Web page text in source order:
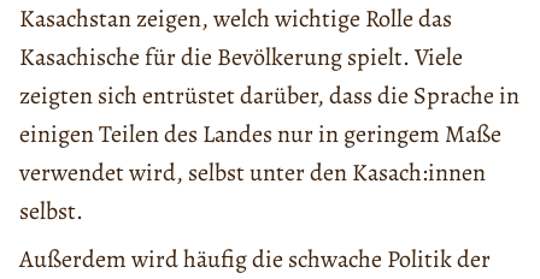
Kasachstan zeigen, welch wichtige Rolle das
Kasachische für die Bevölkerung spielt. Viele
zeigten sich entrüstet darüber, dass die Sprache in
einigen Teilen des Landes nur in geringem Maße
verwendet wird, selbst unter den Kasach:innen
selbst.
Außerdem wird häufig die schwache Politik der